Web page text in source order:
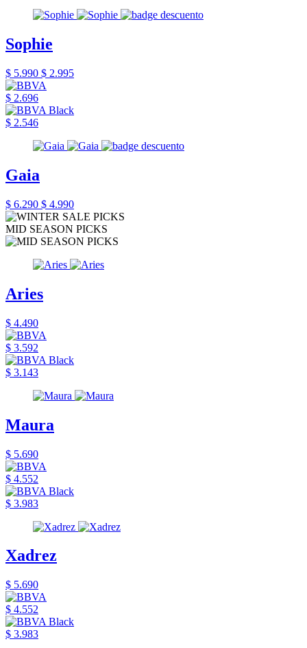
Sophie
$ 5.990 $ 2.995
$ 2.696
$ 2.546
Gaia
$ 6.290 $ 4.990
MID SEASON PICKS
Aries
$ 4.490
$ 3.592
$ 3.143
Maura
$ 5.690
$ 4.552
$ 3.983
Xadrez
$ 5.690
$ 4.552
$ 3.983